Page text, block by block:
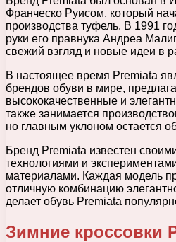
Франческо Руисом, который
производства туфель. В 1991
руки его правнука Андреа
свежий взгляд и новые идеи в
В настоящее время Premiata
брендов обуви в мире,
высококачественные и
также занимается
но главным уклоном остается
Бренд Premiata известен
технологиями и
материалами. Каждая модель
отличную комбинацию
делает обувь Premiata
Зимние кроссовки